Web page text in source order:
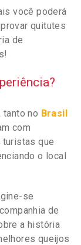
você poderá
quitutes
de
no Brasil
com
que
o local
se
de
a história
queijos